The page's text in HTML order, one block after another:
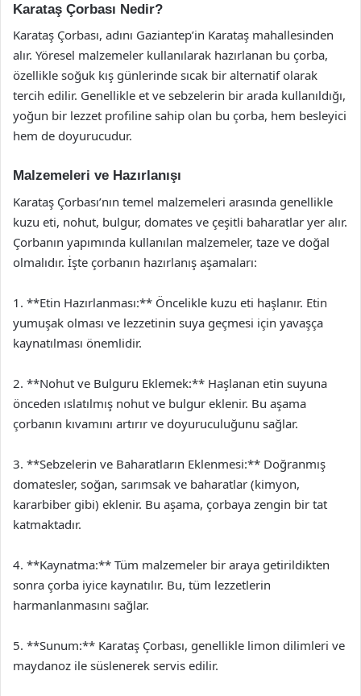
Karataş Çorbası Nedir?
Karataş Çorbası, adını Gaziantep’in Karataş mahallesinden
alır. Yöresel malzemeler kullanılarak hazırlanan bu çorba,
özellikle soğuk kış günlerinde sıcak bir alternatif olarak
tercih edilir. Genellikle et ve sebzelerin bir arada kullanıldığı,
yoğun bir lezzet profiline sahip olan bu çorba, hem besleyici
hem de doyurucudur.
Malzemeleri ve Hazırlanışı
Karataş Çorbası’nın temel malzemeleri arasında genellikle
kuzu eti, nohut, bulgur, domates ve çeşitli baharatlar yer alır.
Çorbanın yapımında kullanılan malzemeler, taze ve doğal
olmalıdır. İşte çorbanın hazırlanış aşamaları:
1. **Etin Hazırlanması:** Öncelikle kuzu eti haşlanır. Etin
yumuşak olması ve lezzetinin suya geçmesi için yavaşça
kaynatılması önemlidir.
2. **Nohut ve Bulguru Eklemek:** Haşlanan etin suyuna
önceden ıslatılmış nohut ve bulgur eklenir. Bu aşama
çorbanın kıvamını artırır ve doyuruculuğunu sağlar.
3. **Sebzelerin ve Baharatların Eklenmesi:** Doğranmış
domatesler, soğan, sarımsak ve baharatlar (kimyon,
kararbiber gibi) eklenir. Bu aşama, çorbaya zengin bir tat
katmaktadır.
4. **Kaynatma:** Tüm malzemeler bir araya getirildikten
sonra çorba iyice kaynatılır. Bu, tüm lezzetlerin
harmanlanmasını sağlar.
5. **Sunum:** Karataş Çorbası, genellikle limon dilimleri ve
maydanoz ile süslenerek servis edilir.